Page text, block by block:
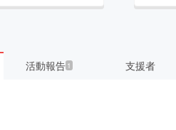
活動報告 1 支援者